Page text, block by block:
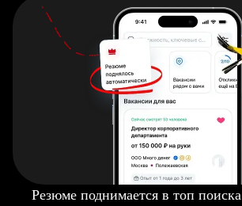
Резюме поднимается в топ поиска